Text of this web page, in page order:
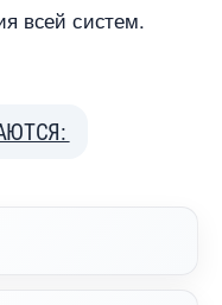
всей систем.